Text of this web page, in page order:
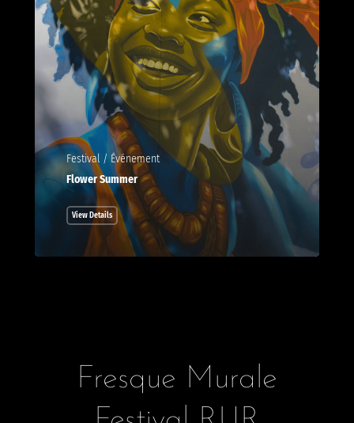
Festival / Événement
Flower Summer
View Details
Fresque Murale